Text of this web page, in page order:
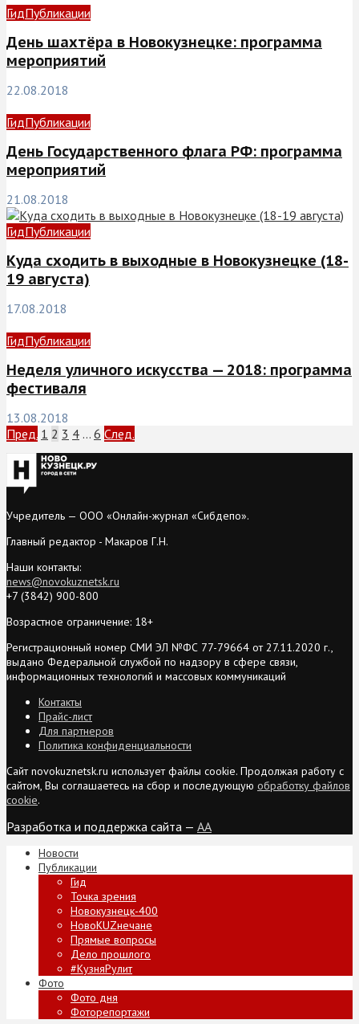
ГидПубликации
День шахтёра в Новокузнецке: программа
мероприятий
22.08.2018
ГидПубликации
День Государственного флага РФ: программа
мероприятий
21.08.2018
ГидПубликации
Куда сходить в выходные в Новокузнецке (18-
19 августа)
17.08.2018
ГидПубликации
Неделя уличного искусства — 2018: программа
фестиваля
13.08.2018
Пред. 1 2 3 4 … 6 След.
Учредитель — ООО «Онлайн-журнал «Сибдепо».
Главный редактор - Макаров Г.Н.
Наши контакты:
news@novokuznetsk.ru
+7 (3842) 900-800
Возрастное ограничение: 18+
Регистрационный номер СМИ ЭЛ №ФС 77-79664 от 27.11.2020 г.,
выдано Федеральной службой по надзору в сфере связи,
информационных технологий и массовых коммуникаций
Контакты
Прайс-лист
Для партнеров
Политика конфиденциальности
Сайт novokuznetsk.ru использует файлы cookie. Продолжая работу с
сайтом, Вы соглашаетесь на сбор и последующую обработку файлов
cookie.
Разработка и поддержка сайта — AA
Новости
Публикации
Гид
Точка зрения
Новокузнецк-400
НовоKUZнечане
Прямые вопросы
Дело прошлого
#КузняРулит
Фото
Фото дня
Фоторепортажи